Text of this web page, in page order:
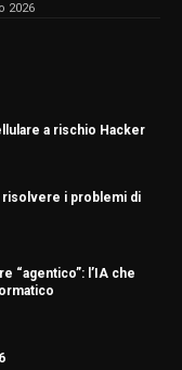
2026
a rischio Hacker
risolvere i problemi di
“agentico”: l’IA che